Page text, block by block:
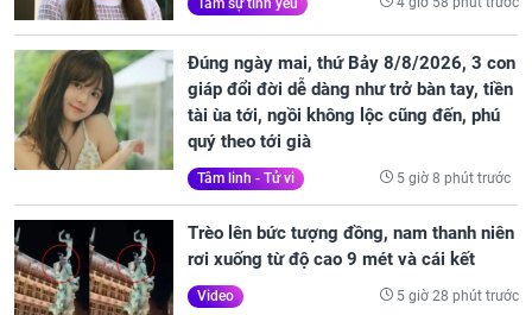
Đúng ngày mai, thứ Bảy 8/8/2026, 3 con
giáp đổi đời dễ dàng như trở bàn tay, tiền
tài ùa tới, ngồi không lộc cũng đến, phú
quý theo tới già
Tâm linh - Tử vi 5 giờ 8 phút trước
Trèo lên bức tượng đồng, nam thanh niên
rơi xuống từ độ cao 9 mét và cái kết
Video 5 giờ 28 phút trước